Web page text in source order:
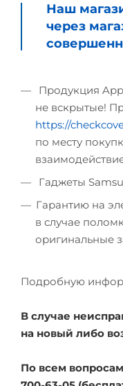
Наш
через
Продукция
не вскрытые!
https://
по месту
Гаджеты
Гарантию на
в случае
оригинальные
Подробную
В случае
на новый либо
По всем